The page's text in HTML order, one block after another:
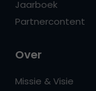
Jaarboek
Partnercontent
Over
Missie & Visie